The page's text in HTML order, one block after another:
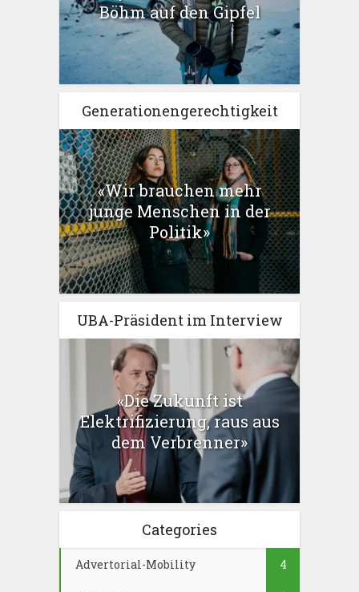
Böhm auf den Gipfel
Generationengerechtigkeit
«Wir brauchen mehr
junge Menschen in der
Politik»
UBA-Präsident im Interview
«Die Zukunft ist
Elektrifizierung, raus aus
dem Verbrenner»
Categories
Advertorial-Mobility 4